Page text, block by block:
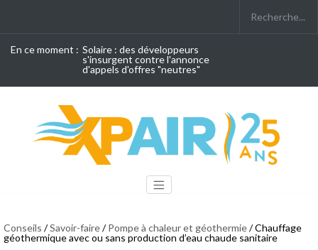
En ce moment : Solaire : des développeurs
s'insurgent contre l'annonce
d'appels d'offres "neutres"
Conseils /Savoir-faire/Pompe à chaleur et géothermie/ Chauffage
géothermique avec ou sans production d’eau chaude sanitaire